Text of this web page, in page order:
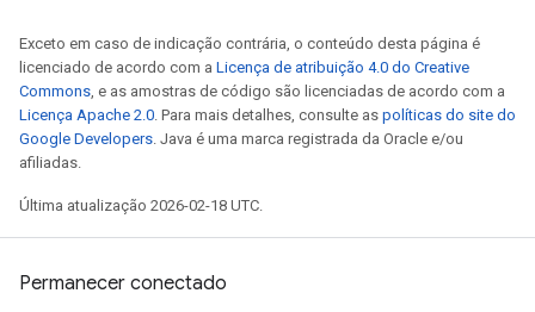
Exceto em caso de indicação contrária, o conteúdo desta página é
licenciado de acordo com a Licença de atribuição 4.0 do Creative
Commons, e as amostras de código são licenciadas de acordo com a
Licença Apache 2.0. Para mais detalhes, consulte as políticas do site do
Google Developers. Java é uma marca registrada da Oracle e/ou
afiliadas.
Última atualização 2026-02-18 UTC.
Permanecer conectado